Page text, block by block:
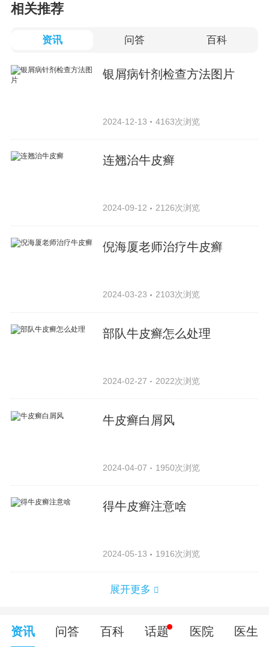
相关推荐
资讯 问答 百科
银屑病针剂检查方法图片
2024-12-13 4163次浏览
连翘治牛皮癣
2024-09-12 2126次浏览
倪海厦老师治疗牛皮癣
2024-03-23 2103次浏览
部队牛皮癣怎么处理
2024-02-27 2022次浏览
牛皮癣白屑风
2024-04-07 1950次浏览
得牛皮癣注意啥
2024-05-13 1916次浏览
展开更多
资讯 问答 百科 话题 医院 医生